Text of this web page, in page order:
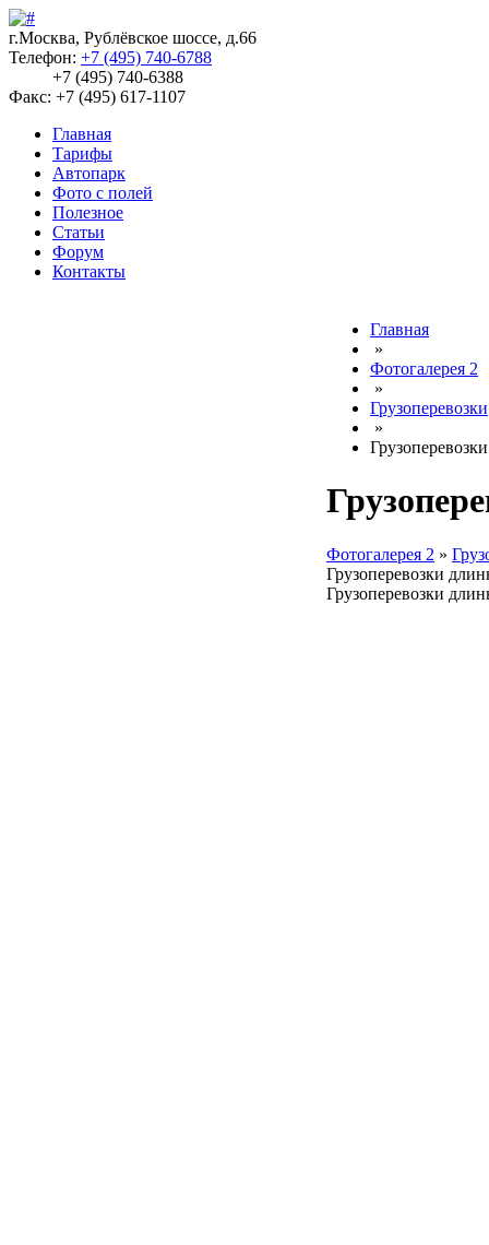
г.Москва, Рублёвское шоссе, д.66
Телефон: +7 (495) 740-6788
+7 (495) 740-6388
Факс: +7 (495) 617-1107
Главная
Тарифы
Автопарк
Фото с полей
Полезное
Статьи
Форум
Контакты
Главная
»
Фотогалерея 2
»
Грузоперевозки
»
Фотогалерея 2 »
Грузоперевозки
Грузоперевозки